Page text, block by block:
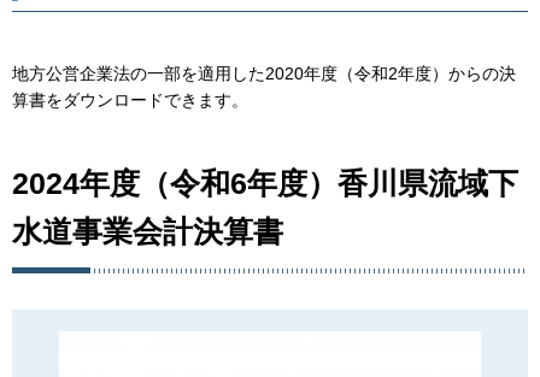
地方公営企業法の一部を適用した2020年度（令和2年度）からの決
算書をダウンロードできます。
2024年度（令和6年度）香川県流域下
水道事業会計決算書